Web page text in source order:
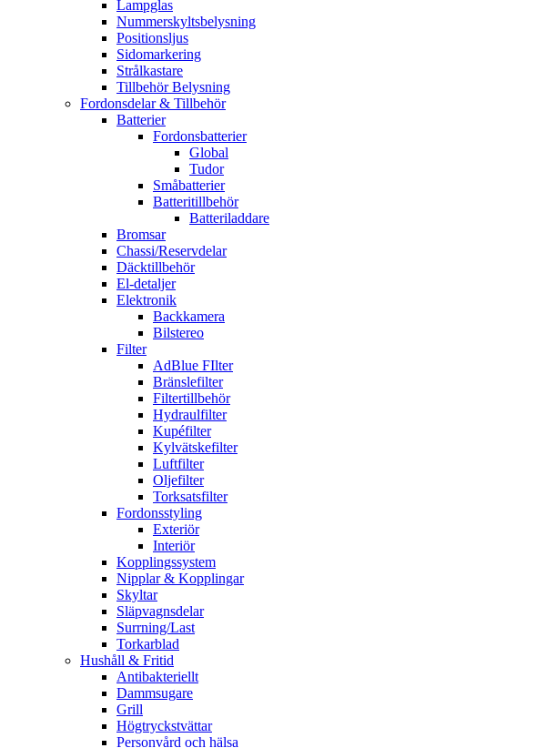
Lampglas
Nummerskyltsbelysning
Positionsljus
Sidomarkering
Strålkastare
Tillbehör Belysning
Fordonsdelar & Tillbehör
Batterier
Fordonsbatterier
Global
Tudor
Småbatterier
Batteritillbehör
Batteriladdare
Bromsar
Chassi/Reservdelar
Däcktillbehör
El-detaljer
Elektronik
Backkamera
Bilstereo
Filter
AdBlue FIlter
Bränslefilter
Filtertillbehör
Hydraulfilter
Kupéfilter
Kylvätskefilter
Luftfilter
Oljefilter
Torksatsfilter
Fordonsstyling
Exteriör
Interiör
Kopplingssystem
Nipplar & Kopplingar
Skyltar
Släpvagnsdelar
Surrning/Last
Torkarblad
Hushåll & Fritid
Antibakteriellt​
Dammsugare
Grill
Högtryckstvättar
Personvård och hälsa